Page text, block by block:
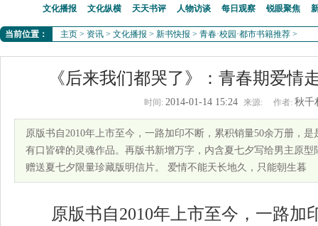
文化播报 文化纵横 天天书评 人物访谈 每日观察 锐眼聚焦
当前位置： 主页 > 资讯 > 文化播报 > 新书快报 > 青春·校园·都市书籍推荐 >
《后来我们都哭了》：青春期爱情
时间: 2014-01-14 15:24 来源: 作者: 秋
原版书自2010年上市至今，一路加印不断，累积销量50余万册，
有口皆碑的灵魂作品。再版书新增万字，内含夏七夕写给男主原
赠送夏七夕限量珍藏版明信片。 爱情不能天长地久，只能朝生暮
原版书自2010年上市至今，一路加